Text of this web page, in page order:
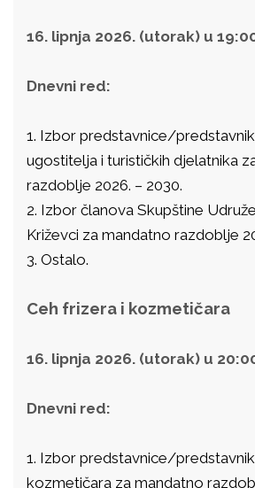
16. lipnja 2026. (utorak) u
Dnevni red:
1. Izbor predstavnice/
ugostitelja i turističkih djelatnika
razdoblje 2026. – 2030.
2. Izbor članova Skupštine
Križevci za mandatno razdoblje
3. Ostalo.
Ceh frizera i kozmetičara
16. lipnja 2026. (utorak) u
Dnevni red:
1. Izbor predstavnice/
kozmetičara za mandatno